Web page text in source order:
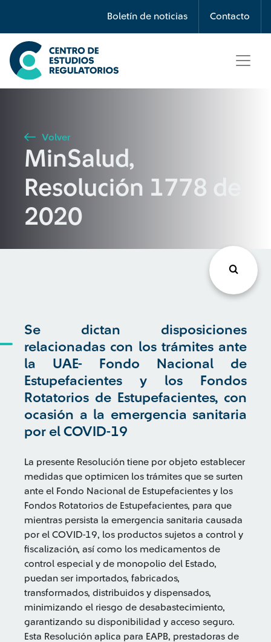
Boletín de noticias Contacto
Búsqueda
Seleccione país
Buscar
Volver
MinSalud,
Resolución 1778 de
2020
Se dictan disposiciones
relacionadas con los trámites ante
la UAE- Fondo Nacional de
Estupefacientes y los Fondos
Rotatorios de Estupefacientes, con
ocasión a la emergencia sanitaria
por el COVID-19
La presente Resolución tiene por objeto establecer
medidas que optimicen los trámites que se surten
ante el Fondo Nacional de Estupefacientes y los
Fondos Rotatorios de Estupefacientes, para que
mientras persista la emergencia sanitaria causada
por el COVID-19, los productos sujetos a control y
fiscalización, así como los medicamentos de
control especial y de monopolio del Estado,
puedan ser importados, fabricados,
transformados, distribuidos y dispensados,
minimizando el riesgo de desabastecimiento,
garantizando su disponibilidad y acceso seguro.
Esta Resolución aplica para EAPB, prestadoras de